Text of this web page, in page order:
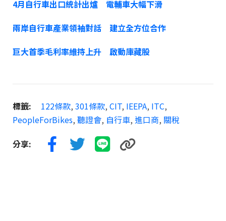
4月自行車出口統計出爐 電輔車大幅下滑
兩岸自行車產業領袖對話 建立全方位合作
巨大首季毛利率維持上升 啟動庫藏股
標籤: 122條款, 301條款, CIT, IEEPA, ITC,
PeopleForBikes, 聽證會, 自行車, 進口商, 關稅
分享: